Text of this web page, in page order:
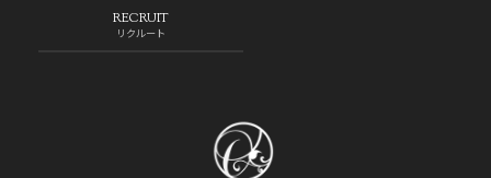
RECRUIT
リクルート